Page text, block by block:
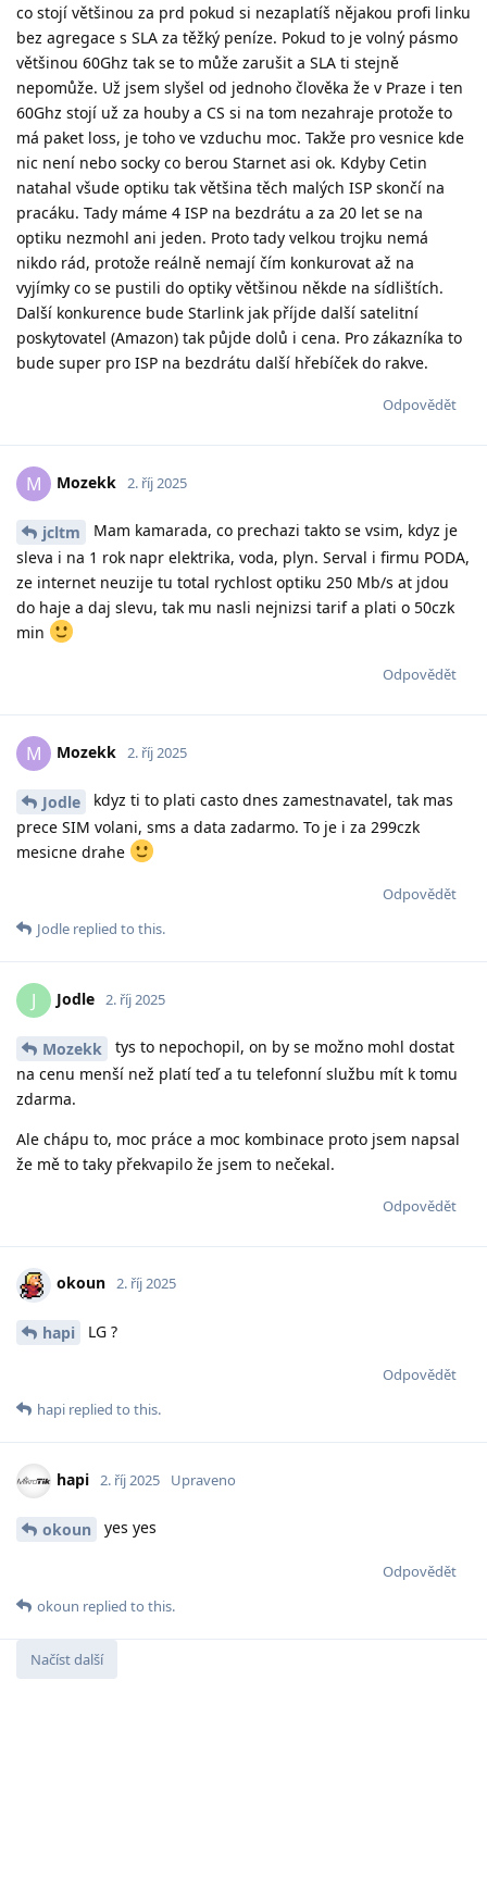
co stojí většinou za prd pokud si nezaplatíš nějakou profi linku
bez agregace s SLA za těžký peníze. Pokud to je volný pásmo
většinou 60Ghz tak se to může zarušit a SLA ti stejně
nepomůže. Už jsem slyšel od jednoho člověka že v Praze i ten
60Ghz stojí už za houby a CS si na tom nezahraje protože to
má paket loss, je toho ve vzduchu moc. Takže pro vesnice kde
nic není nebo socky co berou Starnet asi ok. Kdyby Cetin
natahal všude optiku tak většina těch malých ISP skončí na
pracáku. Tady máme 4 ISP na bezdrátu a za 20 let se na
optiku nezmohl ani jeden. Proto tady velkou trojku nemá
nikdo rád, protože reálně nemají čím konkurovat až na
vyjímky co se pustili do optiky většinou někde na sídlištích.
Další konkurence bude Starlink jak příjde další satelitní
poskytovatel (Amazon) tak půjde dolů i cena. Pro zákazníka to
bude super pro ISP na bezdrátu další hřebíček do rakve.
Odpovědět
M Mozekk 2. říj 2025
jcltm
Mam kamarada, co prechazi takto se vsim, kdyz je
sleva i na 1 rok napr elektrika, voda, plyn. Serval i firmu PODA,
ze internet neuzije tu total rychlost optiku 250 Mb/s at jdou
do haje a daj slevu, tak mu nasli nejnizsi tarif a plati o 50czk
min
Odpovědět
M Mozekk 2. říj 2025
Jodle
kdyz ti to plati casto dnes zamestnavatel, tak mas
prece SIM volani, sms a data zadarmo. To je i za 299czk
mesicne drahe
Odpovědět
Jodle replied to this.
J Jodle 2. říj 2025
Mozekk
tys to nepochopil, on by se možno mohl dostat
na cenu menší než platí teď a tu telefonní službu mít k tomu
zdarma.
Ale chápu to, moc práce a moc kombinace proto jsem napsal
že mě to taky překvapilo že jsem to nečekal.
Odpovědět
okoun 2. říj 2025
hapi LG ?
Odpovědět
hapi replied to this.
hapi 2. říj 2025 Upraveno
okoun yes yes
Odpovědět
okoun replied to this.
Načíst další